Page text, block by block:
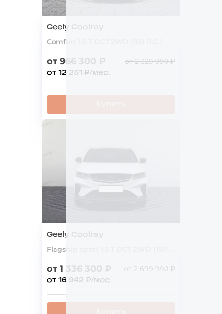
Geely Coolray
Comfort 1.5 T DCT 2WD (150 Л.С.)
от 966 300 ₽ от 2 329 990 ₽
от 12 251 ₽/мес.
Geely Coolray
от 1 336 300 ₽ от 2 699 990 ₽
от 16 942 ₽/мес.